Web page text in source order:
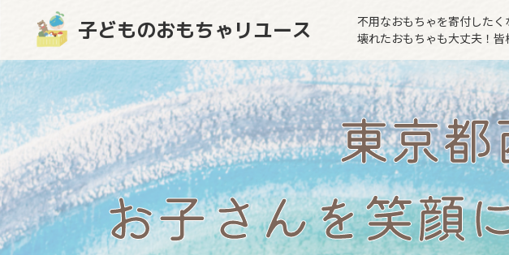
子どものおもちゃリユース
不用なおもちゃを寄付したく
壊れたおもちゃも大丈夫！皆
東京
お子さんを笑顔